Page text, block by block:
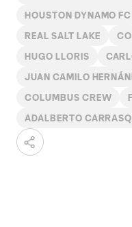
HOUSTON DYNAMO FC
REAL SALT LAKE
HUGO LLORIS
JUAN CAMILO
COLUMBUS CREW
ADALBERTO